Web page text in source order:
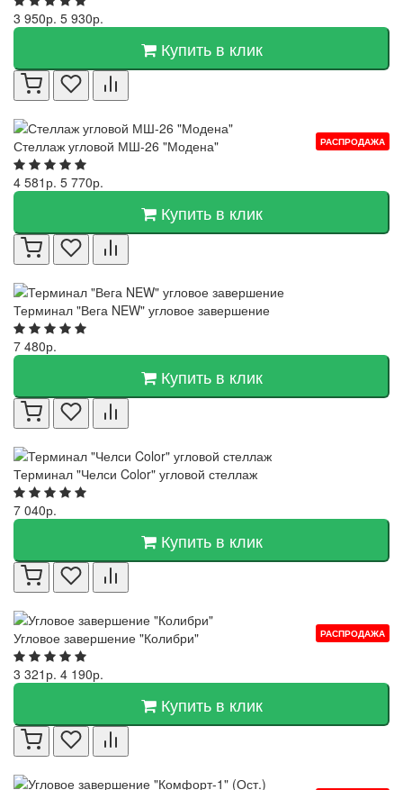
3 950р. 5 930р.
Купить в клик
РАСПРОДАЖА
Стеллаж угловой МШ-26 "Модена"
4 581р. 5 770р.
Купить в клик
Терминал "Вега NEW" угловое завершение
7 480р.
Купить в клик
Терминал "Челси Color" угловой стеллаж
7 040р.
Купить в клик
РАСПРОДАЖА
Угловое завершение "Колибри"
3 321р. 4 190р.
Купить в клик